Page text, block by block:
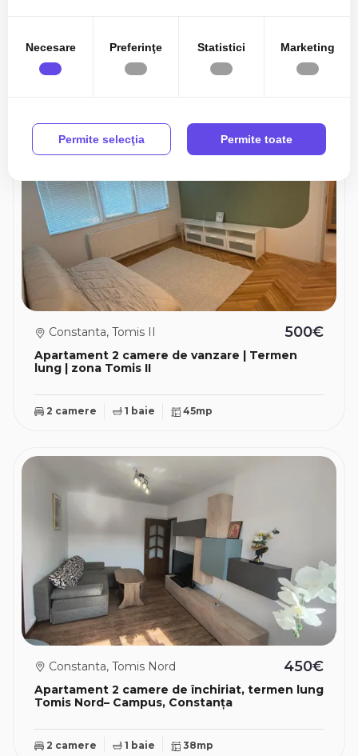
TOP
Apartament 2 camere de vanzare | Termen
lung | zona Tomis II
Constanta, Tomis II 500€
2 camere 1 baie 45mp
Apartament 2 camere de închiriat, termen lung
Tomis Nord– Campus, Constanța
Constanta, Tomis Nord 450€
2 camere 1 baie 38mp
Necesare Preferinţe Statistici Marketing
Permite selecţia Permite toate